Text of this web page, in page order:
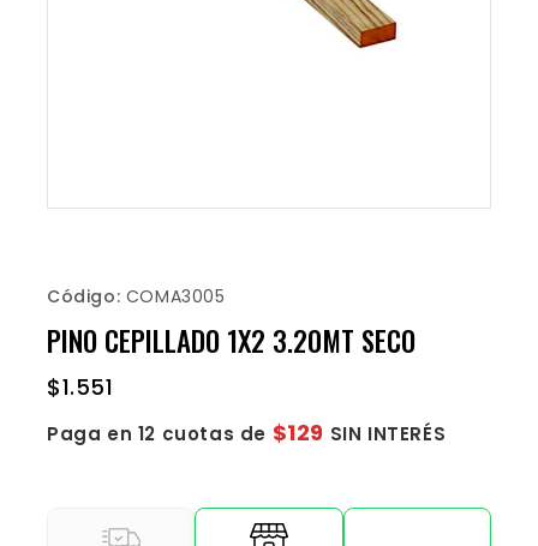
Código: COMA3005
PINO CEPILLADO 1X2 3.20MT SECO
$1.551
Paga en 12 cuotas de $129 SIN INTERÉS